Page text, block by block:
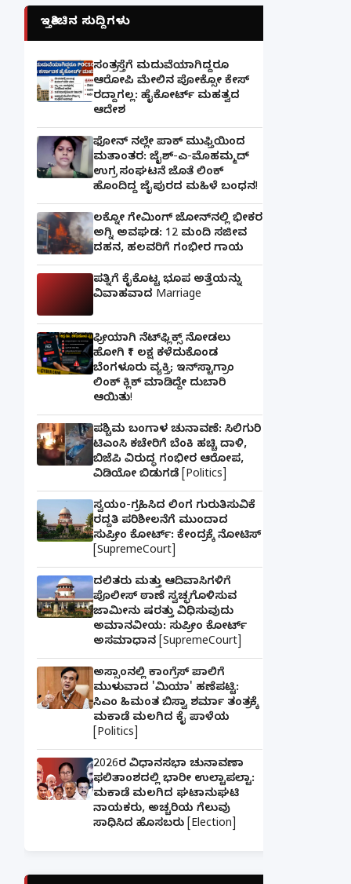
ಇತ್ತೀಚಿನ ಸುದ್ದಿಗಳು
ಸಂತ್ರಸ್ತೆಗೆ ಮದುವೆಯಾಗಿದ್ದರೂ
ಆರೋಪಿ ಮೇಲಿನ ಪೋಕ್ಸೋ ಕೇಸ್
ರದ್ದಾಗಲ್ಲ: ಹೈಕೋರ್ಟ್ ಮಹತ್ವದ
ಆದೇಶ
ಫೋನ್ ನಲ್ಲೇ ಪಾಕ್ ಮುಫ್ತಿಯಿಂದ
ಮತಾಂತರ: ಜೈಶ್-ಎ-ಮೊಹಮ್ಮದ್
ಉಗ್ರ ಸಂಘಟನೆ ಜೊತೆ ಲಿಂಕ್
ಹೊಂದಿದ್ದ ಜೈಪುರದ ಮಹಿಳೆ ಬಂಧನ!
ಲಕ್ನೋ ಗೇಮಿಂಗ್ ಜೋನ್‌ನಲ್ಲಿ ಭೀಕರ
ಅಗ್ನಿ ಅವಘಡ: 12 ಮಂದಿ ಸಜೀವ
ದಹನ, ಹಲವರಿಗೆ ಗಂಭೀರ ಗಾಯ
ಪತ್ನಿಗೆ ಕೈಕೊಟ್ಟ ಭೂಪ ಅತ್ತೆಯನ್ನು
ವಿವಾಹವಾದ Marriage
ಫ್ರೀಯಾಗಿ ನೆಟ್‌ಫ್ಲಿಕ್ಸ್ ನೋಡಲು
ಹೋಗಿ ₹1 ಲಕ್ಷ ಕಳೆದುಕೊಂಡ
ಬೆಂಗಳೂರು ವ್ಯಕ್ತಿ; ಇನ್‌ಸ್ಟಾಗ್ರಾಂ
ಲಿಂಕ್ ಕ್ಲಿಕ್ ಮಾಡಿದ್ದೇ ದುಬಾರಿ
ಆಯಿತು!
ಪಶ್ಚಿಮ ಬಂಗಾಳ ಚುನಾವಣೆ: ಸಿಲಿಗುರಿ
ಟಿಎಂಸಿ ಕಚೇರಿಗೆ ಬೆಂಕಿ ಹಚ್ಚಿ ದಾಳಿ,
ಬಿಜೆಪಿ ವಿರುದ್ಧ ಗಂಭೀರ ಆರೋಪ,
ವಿಡಿಯೋ ಬಿಡುಗಡೆ [Politics]
ಸ್ವಯಂ-ಗ್ರಹಿಸಿದ ಲಿಂಗ ಗುರುತಿಸುವಿಕೆ
ರದ್ದತಿ ಪರಿಶೀಲನೆಗೆ ಮುಂದಾದ
ಸುಪ್ರೀಂ ಕೋರ್ಟ್: ಕೇಂದ್ರಕ್ಕೆ ನೋಟಿಸ್
[SupremeCourt]
ದಲಿತರು ಮತ್ತು ಆದಿವಾಸಿಗಳಿಗೆ
ಪೊಲೀಸ್ ಠಾಣೆ ಸ್ವಚ್ಛಗೊಳಿಸುವ
ಜಾಮೀನು ಷರತ್ತು ವಿಧಿಸುವುದು
ಅಮಾನವೀಯ: ಸುಪ್ರೀಂ ಕೋರ್ಟ್
ಅಸಮಾಧಾನ [SupremeCourt]
ಅಸ್ಸಾಂನಲ್ಲಿ ಕಾಂಗ್ರೆಸ್ ಪಾಲಿಗೆ
ಮುಳುವಾದ 'ಮಿಯಾ' ಹಣೆಪಟ್ಟಿ:
ಸಿಎಂ ಹಿಮಂತ ಬಿಸ್ವಾ ಶರ್ಮಾ ತಂತ್ರಕ್ಕೆ
ಮಕಾಡೆ ಮಲಗಿದ ಕೈ ಪಾಳೆಯ
[Politics]
2026ರ ವಿಧಾನಸಭಾ ಚುನಾವಣಾ
ಫಲಿತಾಂಶದಲ್ಲಿ ಭಾರೀ ಉಲ್ಟಾಪಲ್ಟಾ:
ಮಕಾಡೆ ಮಲಗಿದ ಘಟಾನುಘಟಿ
ನಾಯಕರು, ಅಚ್ಚರಿಯ ಗೆಲುವು
ಸಾಧಿಸಿದ ಹೊಸಬರು [Election]